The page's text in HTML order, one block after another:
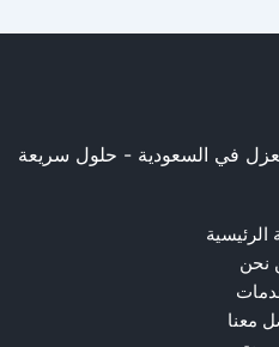
في السعودية - حلول سريعة
الرئيسية
نحن
معنا